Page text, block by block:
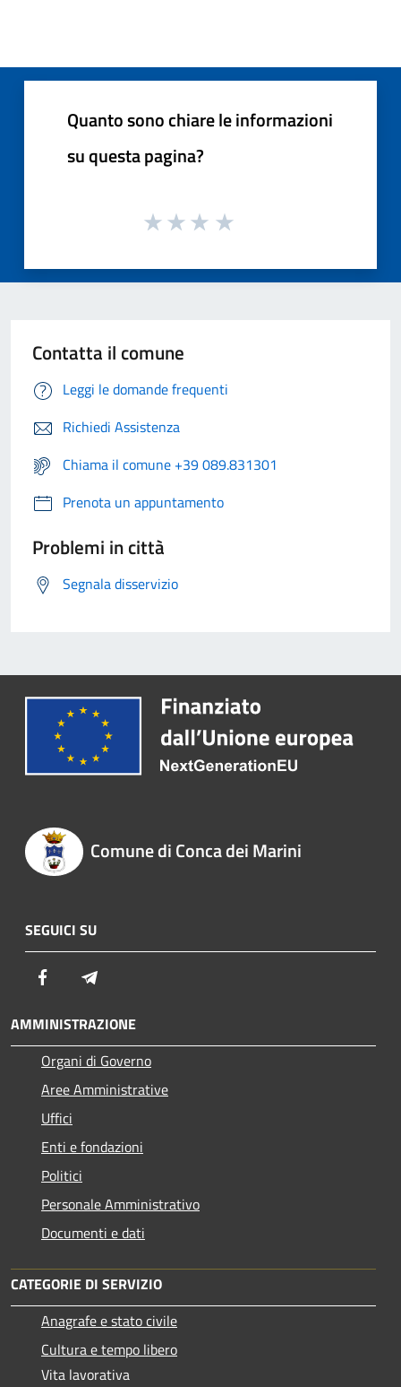
Quanto sono chiare le informazioni
su questa pagina?
Contatta il comune
Leggi le domande frequenti
Richiedi Assistenza
Chiama il comune +39 089.831301
Prenota un appuntamento
Problemi in città
Segnala disservizio
Comune di Conca dei Marini
SEGUICI SU
Facebook
AMMINISTRAZIONE
Organi di Governo
Aree Amministrative
Uffici
Enti e fondazioni
Politici
Personale Amministrativo
Documenti e dati
CATEGORIE DI SERVIZIO
Anagrafe e stato civile
Cultura e tempo libero
Vita lavorativa